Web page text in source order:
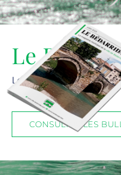
Le
Le magazine
Bédarrides
CONSULTEZ LES